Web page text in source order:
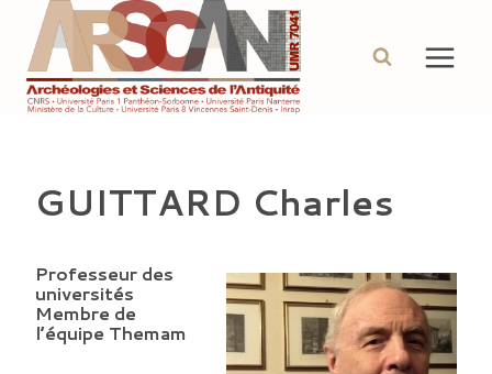
contenu
GUITTARD Charles
Professeur des
universités
Membre de
l’équipe Themam